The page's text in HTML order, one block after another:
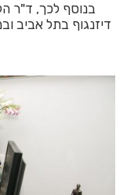
בנוסף לכך, ד"ר
דיזנגוף בתל אביב